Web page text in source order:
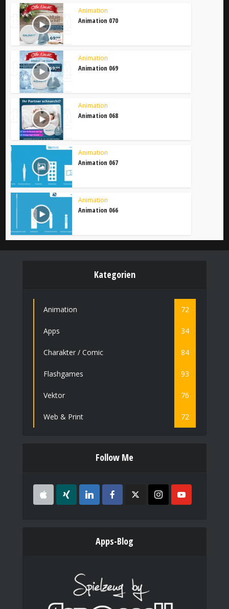
Animation
Animation 070
Animation
Animation 069
Animation
Animation 068
Animation
Animation 067
Animation
Animation 066
Kategorien
Animation 72
Apps 34
Charakter / Comic 84
Flashgames 93
Vektor 76
Web & Print 72
Follow Me
Apps-Blog